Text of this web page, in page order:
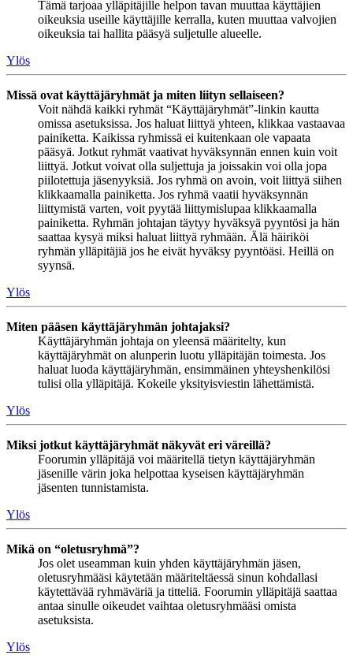
Tämä tarjoaa ylläpitäjille helpon tavan muuttaa käyttäjien
oikeuksia useille käyttäjille kerralla, kuten muuttaa valvojien
oikeuksia tai hallita pääsyä suljetulle alueelle.
Ylös
Missä ovat käyttäjäryhmät ja miten liityn sellaiseen?
Voit nähdä kaikki ryhmät “Käyttäjäryhmät”-linkin kautta
omissa asetuksissa. Jos haluat liittyä yhteen, klikkaa vastaavaa
painiketta. Kaikissa ryhmissä ei kuitenkaan ole vapaata
pääsyä. Jotkut ryhmät vaativat hyväksynnän ennen kuin voit
liittyä. Jotkut voivat olla suljettuja ja joissakin voi olla jopa
piilotettuja jäsenyyksiä. Jos ryhmä on avoin, voit liittyä siihen
klikkaamalla painiketta. Jos ryhmä vaatii hyväksynnän
liittymistä varten, voit pyytää liittymislupaa klikkaamalla
painiketta. Ryhmän johtajan täytyy hyväksyä pyyntösi ja hän
saattaa kysyä miksi haluat liittyä ryhmään. Älä häiriköi
ryhmän ylläpitäjiä jos he eivät hyväksy pyyntöäsi. Heillä on
syynsä.
Ylös
Miten pääsen käyttäjäryhmän johtajaksi?
Käyttäjäryhmän johtaja on yleensä määritelty, kun
käyttäjäryhmät on alunperin luotu ylläpitäjän toimesta. Jos
haluat luoda käyttäjäryhmän, ensimmäinen yhteyshenkilösi
tulisi olla ylläpitäjä. Kokeile yksityisviestin lähettämistä.
Ylös
Miksi jotkut käyttäjäryhmät näkyvät eri väreillä?
Foorumin ylläpitäjä voi määritellä tietyn käyttäjäryhmän
jäsenille värin joka helpottaa kyseisen käyttäjäryhmän
jäsenten tunnistamista.
Ylös
Mikä on “oletusryhmä”?
Jos olet useamman kuin yhden käyttäjäryhmän jäsen,
oletusryhmääsi käytetään määriteltäessä sinun kohdallasi
käytettävää ryhmäväriä ja titteliä. Foorumin ylläpitäjä saattaa
antaa sinulle oikeudet vaihtaa oletusryhmääsi omista
asetuksista.
Ylös